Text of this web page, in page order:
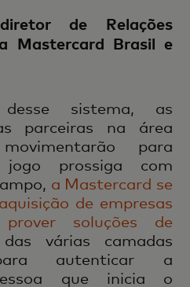
de Relações
Mastercard Brasil e
sistema, as
parceiras na área
para
prossiga com
a Mastercard se
de empresas
soluções de
várias camadas
autenticar a
que inicia o